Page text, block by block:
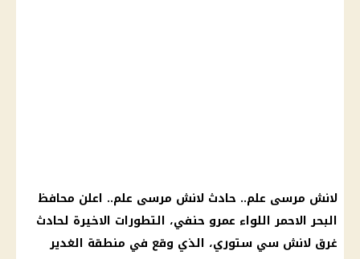
لانش مرسى علم.. حادث لانش مرسى علم.. اعلن محافظ
البحر الاحمر اللواء عمرو حنفي، التطورات الاخيرة لحادث
غرق لانش سي ستوري، الذي وقع في منطقة الغدير